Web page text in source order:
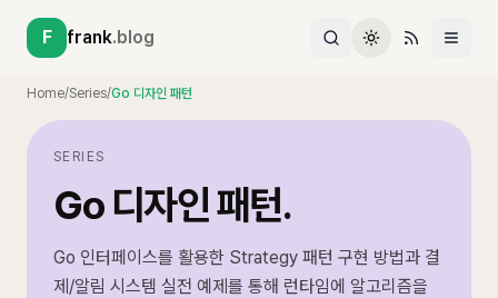
F frank.blog
Home/Series/Go 디자인 패턴
SERIES
Go 디자인 패턴.
Go 인터페이스를 활용한 Strategy 패턴 구현 방법과 결
제/알림 시스템 실전 예제를 통해 런타임에 알고리즘을